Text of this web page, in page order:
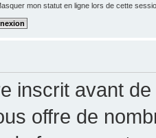
mon statut en ligne lors de cette
inscrit avant
offre de